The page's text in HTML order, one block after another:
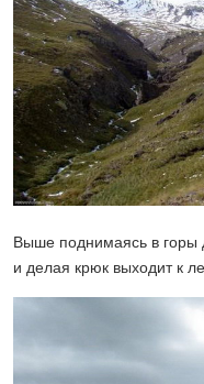
Выше поднимаясь в горы
и делая крюк выходит к